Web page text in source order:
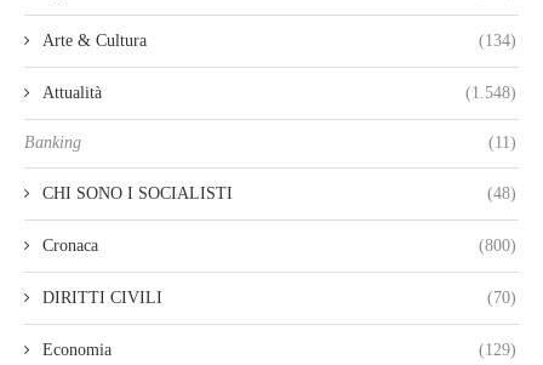
Arte & Cultura (134)
Attualità (1.548)
Banking (11)
CHI SONO I SOCIALISTI (48)
Cronaca (800)
DIRITTI CIVILI (70)
Economia (129)